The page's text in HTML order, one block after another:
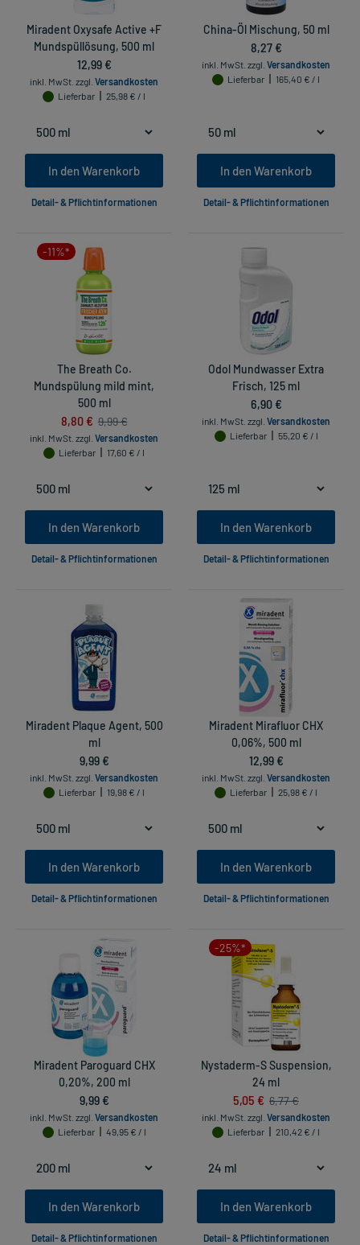
Miradent Oxysafe Active +F
Mundspüllösung, 500 ml
12,99 €
inkl. MwSt. zzgl. Versandkosten
Lieferbar
25,98 € / l
In den Warenkorb
Detail- & Pflichtinformationen
China-Öl Mischung, 50 ml
8,27 €
inkl. MwSt. zzgl. Versandkosten
Lieferbar
165,40 € / l
In den Warenkorb
Detail- & Pflichtinformationen
-11%*
The Breath Co.
Mundspülung mild mint,
500 ml
8,80 € 9,99 €
inkl. MwSt. zzgl. Versandkosten
Lieferbar
17,60 € / l
In den Warenkorb
Detail- & Pflichtinformationen
Odol Mundwasser Extra
Frisch, 125 ml
6,90 €
inkl. MwSt. zzgl. Versandkosten
Lieferbar
55,20 € / l
In den Warenkorb
Detail- & Pflichtinformationen
Miradent Plaque Agent, 500
ml
9,99 €
inkl. MwSt. zzgl. Versandkosten
Lieferbar
19,98 € / l
In den Warenkorb
Detail- & Pflichtinformationen
Miradent Mirafluor CHX
0,06%, 500 ml
12,99 €
inkl. MwSt. zzgl. Versandkosten
Lieferbar
25,98 € / l
In den Warenkorb
Detail- & Pflichtinformationen
Miradent Paroguard CHX
0,20%, 200 ml
9,99 €
inkl. MwSt. zzgl. Versandkosten
Lieferbar
49,95 € / l
In den Warenkorb
Detail- & Pflichtinformationen
-25%*
Nystaderm-S Suspension,
24 ml
5,05 € 6,77 €
inkl. MwSt. zzgl. Versandkosten
Lieferbar
210,42 € / l
In den Warenkorb
Detail- & Pflichtinformationen